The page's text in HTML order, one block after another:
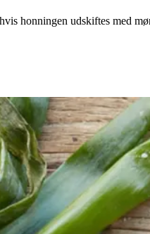
honningen udskiftes med
Catalansk
medmed
grøntsager
sauce